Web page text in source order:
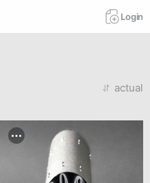
Login
actual